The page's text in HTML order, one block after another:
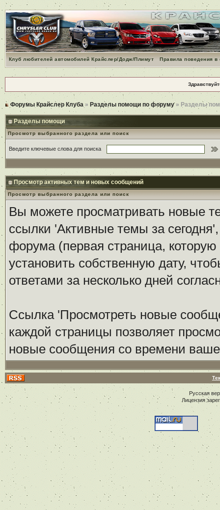
Клуб любителей автомобилей Крайслер/Додж/Плимут Правила поведения
Форумы Крайслер Клуба » Разделы помощи по форуму» Разделы
Разделы помощи
Просмотр выбранного раздела или поиск
Введите ключевые слова для поиска
Просмотр активных тем и новых сообщений
Просмотр выбранного раздела или поиск
Вы можете просматривать новые
ссылки 'Активные темы за
форума (первая страница,
установить собственную дату,
ответами за несколько дней
Ссылка 'Просмотреть новые
каждой страницы позволяет
новые сообщения со времени
Русская
Лицензия